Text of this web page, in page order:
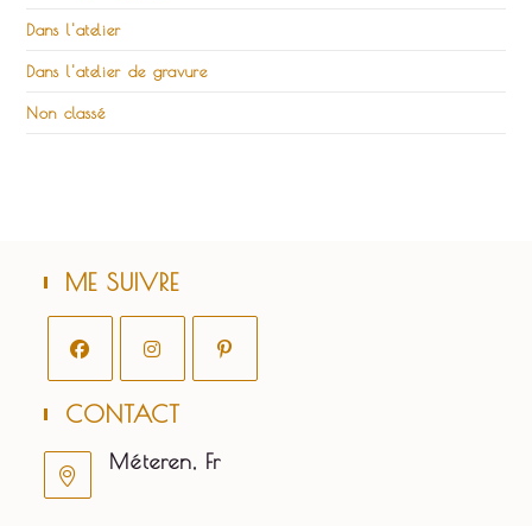
Dans l'atelier
Dans l'atelier de gravure
Non classé
ME SUIVRE
dans
un
nouvel
onglet
dans
nouvel
nouvel
CONTACT
Méteren, Fr